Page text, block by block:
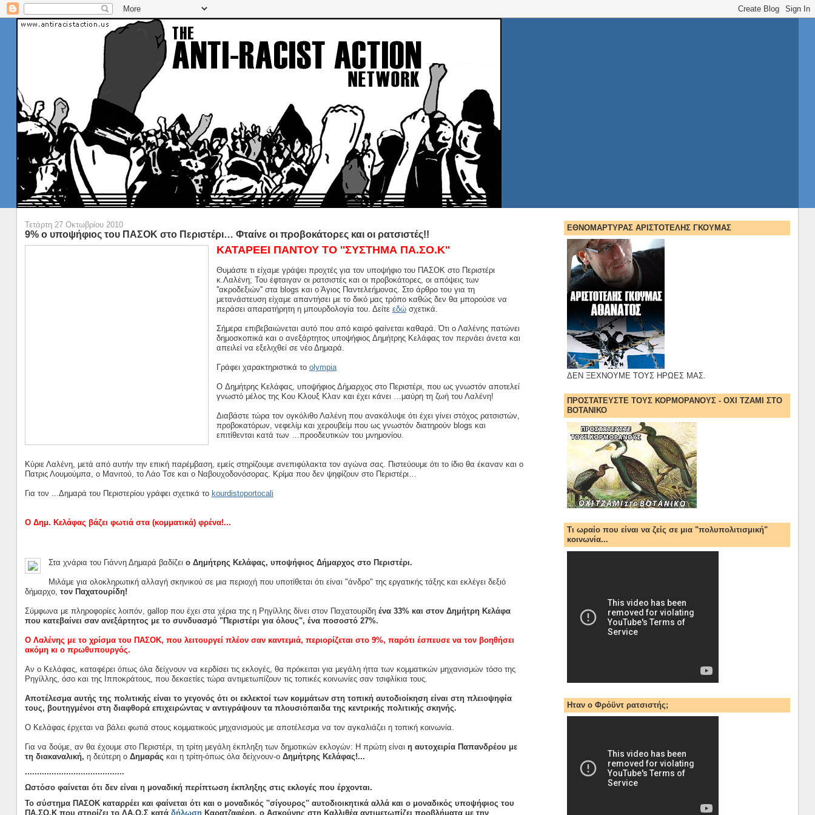
Τετάρτη 27 Οκτωβρίου 2010
9% ο υποψήφιος του ΠΑΣΟΚ στο Περιστέρι… Φταίνε οι προβοκάτορες και οι ρατσιστές!!
ΚΑΤΑΡΕΕΙ ΠΑΝΤΟΥ ΤΟ ''ΣΥΣΤΗΜΑ ΠΑ.ΣΟ.Κ''
Θυμάστε τι είχαμε γράψει προχτές για τον υποψήφιο του ΠΑΣΟΚ στο Περιστέρι
κ.Λαλένη; Του έφταιγαν οι ρατσιστές και οι προβοκάτορες, οι απόψεις των
''ακροδεξιών'' στα blogs και ο Άγιος Παντελεήμονας. Στo άρθρο του για τη
μετανάστευση είχαμε απαντήσει με το δικό μας τρόπο καθώς δεν θα μπορούσε να
περάσει απαρατήρητη η μπουρδολογία του. Δείτε εδώσχετικά.
Σήμερα επιβεβαιώνεται αυτό που από καιρό φαίνεται καθαρά. Ότι ο Λαλένης πατώνει
δημοσκοπικά και ο ανεξάρτητος υποψήφιος Δημήτρης Κελάφας τον περνάει άνετα και
απειλεί να εξελιχθεί σε νέο Δημαρά.
Γράφει χαρακτηριστικά το olympia
O Δημήτρης Κελάφας, υποψήφιος Δήμαρχος στο Περιστέρι, που ως γνωστόν αποτελεί
γνωστό μέλος της Κου Κλουξ Κλαν και έχει κάνει …μαύρη τη ζωή του Λαλένη!
Διαβάστε τώρα τον ογκόλιθο Λαλένη που ανακάλυψε ότι έχει γίνει στόχος ρατσιστών,
προβοκατόρων, νεφελίμ και χερουβείμ που ως γνωστόν διατηρούν blogs και
επιτίθενται κατά των …προοδευτικών του μνημονίου.
Κύριε Λαλένη, μετά από αυτήν την επική παρέμβαση, εμείς στηρίζουμε ανεπιφύλακτα τον αγώνα σας. Πιστεύουμε ότι το ίδιο θα έκαναν και ο
Πατρις Λουμούμπα, ο Μανιτού, το Λάο Τσε και ο Ναβουχοδονόσορας. Κρίμα που δεν ψηφίζουν στο Περιστέρι…
Για τον ...Δημαρά του Περιστερίου γράφει σχετικά το kourdistoportocali
Ο Δημ. Κελάφας βάζει φωτιά στα (κομματικά) φρένα!...
Στα χνάρια του Γιάννη Δημαρά βαδίζει ο Δημήτρης Κελάφας, υποψήφιος Δήμαρχος στο Περιστέρι.
Μιλάμε για ολοκληρωτική αλλαγή σκηνικού σε μια περιοχή που υποτίθεται ότι είναι "άνδρο" της εργατικής τάξης και εκλέγει δεξιό
δήμαρχο, τον Παχατουρίδη!
Σύμφωνα με πληροφορίες λοιπόν, gallop που έχει στα χέρια της η Ρηγίλλης δίνει στον Παχατουρίδηένα 33% και στον Δημήτρη Κελάφα
που κατεβαίνει σαν ανεξάρτητος με το συνδυασμό "Περιστέρι για όλους", ένα ποσοστό 27%.
Ο Λαλένης με το χρίσμα του ΠΑΣΟΚ, που λειτουργεί πλέον σαν καντεμιά, περιορίζεται στο 9%, παρότι έσπευσε να τον βοηθήσει
ακόμη κι ο πρωθυπουργός.
Αν ο Κελάφας, καταφέρει όπως όλα δείχνουν να κερδίσει τις εκλογές, θα πρόκειται για μεγάλη ήττα των κομματικών μηχανισμών τόσο της
Ρηγίλλης, όσο και της Ιπποκράτους, που δεκαετίες τώρα αντιμετωπίζουν τις τοπικές κοινωνίες σαν τσιφλίκια τους.
Αποτέλεσμα αυτής της πολιτικής είναι το γεγονός ότι οι εκλεκτοί των κομμάτων στη τοπική αυτοδιοίκηση είναι στη πλειοψηφία
τους, βουτηγμένοι στη διαφθορά επιχειρώντας ν αντιγράψουν τα πλουσιόπαιδα της κεντρικής πολιτικής σκηνής.
Ο Κελάφας έρχεται να βάλει φωτιά στους κομματικούς μηχανισμούς με αποτέλεσμα να τον αγκαλιάζει η τοπική κοινωνία.
Για να δούμε, αν θα έχουμε στο Περιστέρι, τη τρίτη μεγάλη έκπληξη των δημοτικών εκλογών: Η πρώτη είναι η αυτοχειρία Παπανδρέου με
τη διακαναλική, η δεύτερη ο Δημαράς και η τρίτη-όπως όλα δείχνουν-ο Δημήτρης Κελάφας!...
.........................................
Ωστόσο φαίνεται ότι δεν είναι η μοναδική περίπτωση έκπληξης στις εκλογές που έρχονται.
Το σύστημα ΠΑΣΟΚ καταρρέει και φαίνεται ότι και ο μοναδικός ''σίγουρος'' αυτοδιοικητικά αλλά και ο μοναδικός υποψήφιος του
ΠΑ.ΣΟ.Κ που στηρίζει το ΛΑ.Ο.Σ κατά δήλωσηΚαρατζαφέρη, ο Ασκούνης στη Καλλιθέα αντιμετωπίζει προβλήματα με την
ΕΘΝΟΜΑΡΤΥΡΑΣ ΑΡΙΣΤΟΤΕΛΗΣ ΓΚΟΥΜΑΣ
ΔΕΝ ΞΕΧΝΟΥΜΕ ΤΟΥΣ ΗΡΩΕΣ ΜΑΣ.
ΠΡΟΣΤΑΤΕΥΣΤΕ ΤΟΥΣ ΚΟΡΜΟΡΑΝΟΥΣ - ΟΧΙ ΤΖΑΜΙ ΣΤΟ
ΒΟΤΑΝΙΚΟ
Τι ωραίο που είναι να ζείς σε μια "πολυπολιτισμική"
κοινωνία...
Ηταν ο Φρόϋντ ρατσιστής;